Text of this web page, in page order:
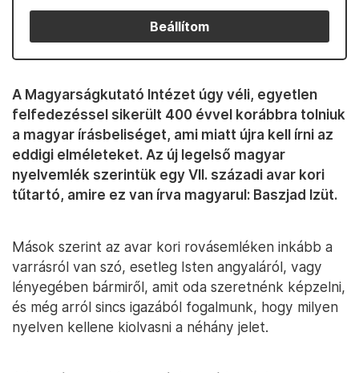
Beállítom
A Magyarságkutató Intézet úgy véli, egyetlen
felfedezéssel sikerült 400 évvel korábbra tolniuk
a magyar írásbeliséget, ami miatt újra kell írni az
eddigi elméleteket. Az új legelső magyar
nyelvemlék szerintük egy VII. századi avar kori
tűtartó, amire ez van írva magyarul: Baszjad Izüt.
Mások szerint az avar kori rovásemléken inkább a
varrásról van szó, esetleg Isten angyaláról, vagy
lényegében bármiről, amit oda szeretnénk képzelni,
és még arról sincs igazából fogalmunk, hogy milyen
nyelven kellene kiolvasni a néhány jelet.